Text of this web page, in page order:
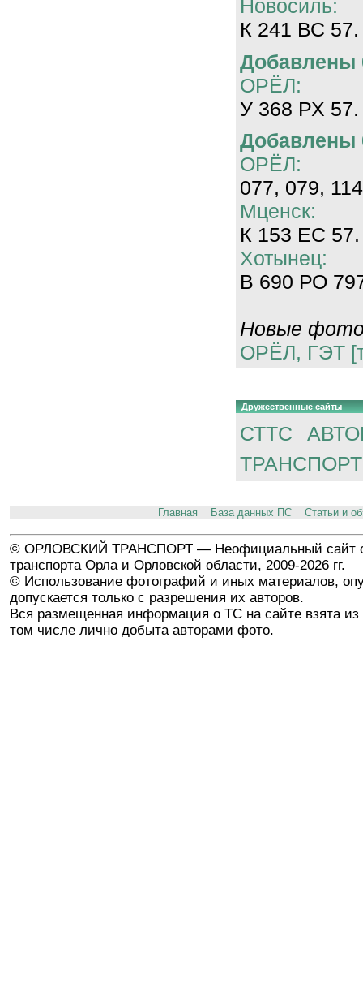
Новосиль:
К 241 ВС 57.
Добавлены
ОРЁЛ:
У 368 РХ 57.
Добавлены
ОРЁЛ:
077, 079,
Мценск:
К 153 ЕС 57.
Хотынец:
В 690 РО
Новые
ОРЁЛ, ГЭТ
Дружественные сайты
СТТС
ТРАНСПОРТ
Главная База данных ПС Статьи и
© ОРЛОВСКИЙ ТРАНСПОРТ — Неофициальный сайт
транспорта Орла и Орловской области, 2009-2026 гг.
© Использование фотографий и иных материалов,
допускается только с разрешения их авторов.
Вся размещенная информация о ТС на сайте взята из
том числе лично добыта авторами фото.